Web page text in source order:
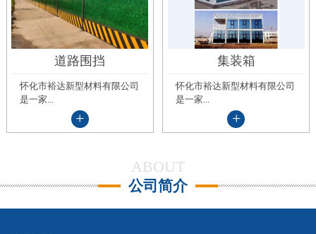
道路围挡
怀化市裕达新型材料有限公司
是一家...
+
集装箱
怀化市裕达新型材料有限公司
是一家...
+
ABOUT
公司简介